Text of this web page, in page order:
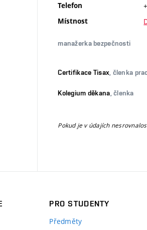
Telefon
Místnost
manažerka bezpečnosti
Certifikace Tisax , členka
Kolegium děkana , členka
Pokud je v údajích
PRO STUDENTY
Předměty